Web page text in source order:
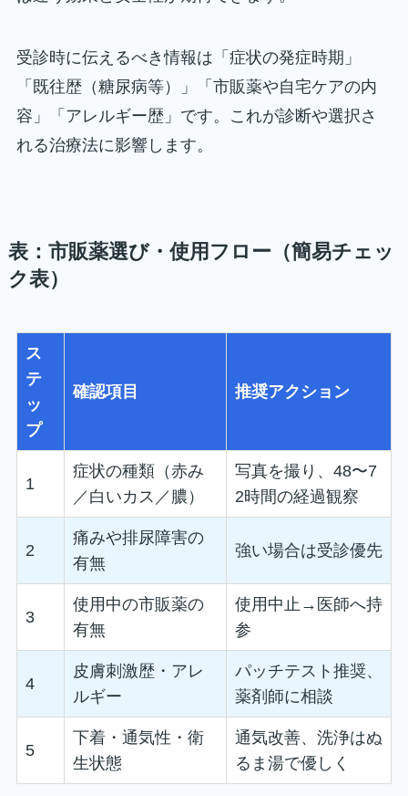
受診時に伝えるべき情報は「症状の発症時期」
「既往歴（糖尿病等）」「市販薬や自宅ケアの内
容」「アレルギー歴」です。これが診断や選択さ
れる治療法に影響します。
表：市販薬選び・使用フロー（簡易チェッ
ク表）
ス
テ
ッ
プ
確認項目 推奨アクション
1
症状の種類（赤み
／白いカス／膿）
写真を撮り、48〜7
2時間の経過観察
2
痛みや排尿障害の
有無
強い場合は受診優先
3
使用中の市販薬の
有無
使用中止→医師へ持
参
4
皮膚刺激歴・アレ
ルギー
パッチテスト推奨、
薬剤師に相談
5
下着・通気性・衛
生状態
通気改善、洗浄はぬ
るま湯で優しく